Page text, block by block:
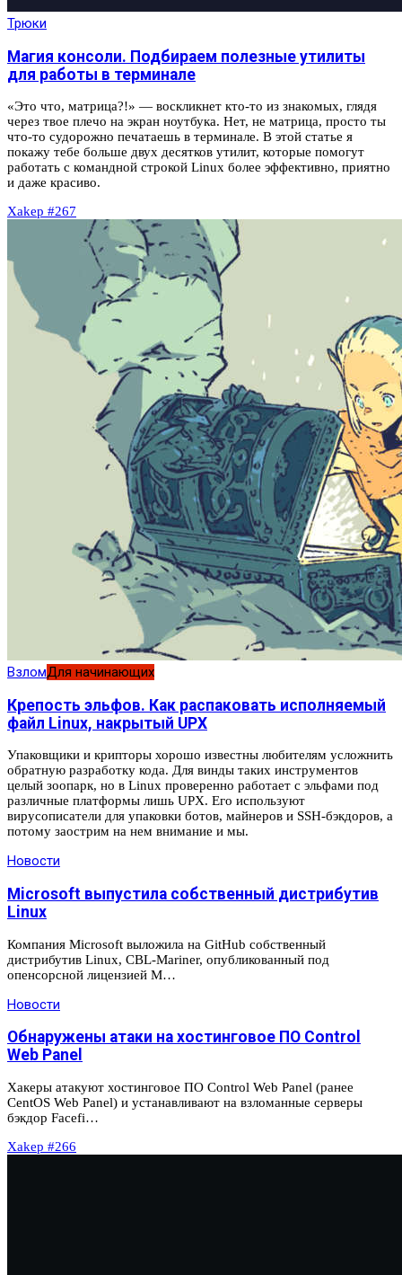
Трюки
Магия консоли. Подбираем полезные утилиты
для работы в терминале
«Это что, матрица?!» — воскликнет кто-то из знакомых, глядя
через твое плечо на экран ноутбука. Нет, не матрица, просто ты
что-то судорожно печатаешь в терминале. В этой статье я
покажу тебе больше двух десятков утилит, которые помогут
работать с командной строкой Linux более эффективно, приятно
и даже красиво.
Xakep #267
ВзломДля начинающих
Крепость эльфов. Как распаковать исполняемый
файл Linux, накрытый UPX
Упаковщики и крипторы хорошо известны любителям усложнить
обратную разработку кода. Для винды таких инструментов
целый зоопарк, но в Linux проверенно работает с эльфами под
различные платформы лишь UPX. Его используют
вирусописатели для упаковки ботов, майнеров и SSH-бэкдоров, а
потому заострим на нем внимание и мы.
Новости
Microsoft выпустила собственный дистрибутив
Linux
Компания Microsoft выложила на GitHub собственный
дистрибутив Linux, CBL-Mariner, опубликованный под
опенсорсной лицензией M…
Новости
Обнаружены атаки на хостинговое ПО Control
Web Panel
Хакеры атакуют хостинговое ПО Control Web Panel (ранее
CentOS Web Panel) и устанавливают на взломанные серверы
бэкдор Facefi…
Xakep #266